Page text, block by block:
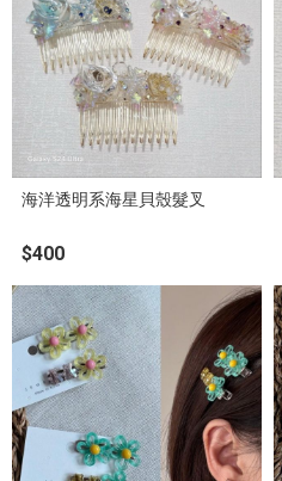
海洋透明系海星貝殼髮叉
$400